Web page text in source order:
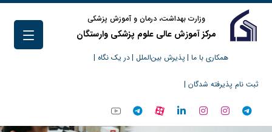
وزارت بهداشت، درمان و آموزش پزشکی
مرکز آموزش عالی علوم پزشکی وارستگان
همکاری با ما | پذیرش بین‌الملل |در یک نگاه |
ثبت نام پذیرفته شدگان |